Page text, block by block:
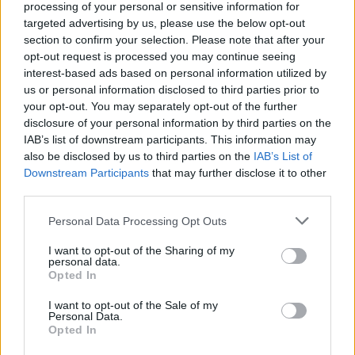
processing of your personal or sensitive information for
targeted advertising by us, please use the below opt-out
section to confirm your selection. Please note that after your
opt-out request is processed you may continue seeing
interest-based ads based on personal information utilized by
us or personal information disclosed to third parties prior to
your opt-out. You may separately opt-out of the further
disclosure of your personal information by third parties on the
IAB’s list of downstream participants. This information may
also be disclosed by us to third parties on the IAB’s List of
Downstream Participants that may further disclose it to other
Personal Data Processing Opt Outs
I want to opt-out of the Sharing of my
personal data.
Opted In
I want to opt-out of the Sale of my
Personal Data.
Opted In
00:04:00
Kuprines pasvėrę specialistai įspėja apie pavojingą
įprotį: tą daro daugiau nei pusė pradinukų
Lietuvos diena
Visi įrašai
Žiūrimiausi įrašai
00:00:30
Vaizdai iš tragiškos avarijos Vilniaus r.: dviejų moterų ir
Žinios | Lietuvos diena